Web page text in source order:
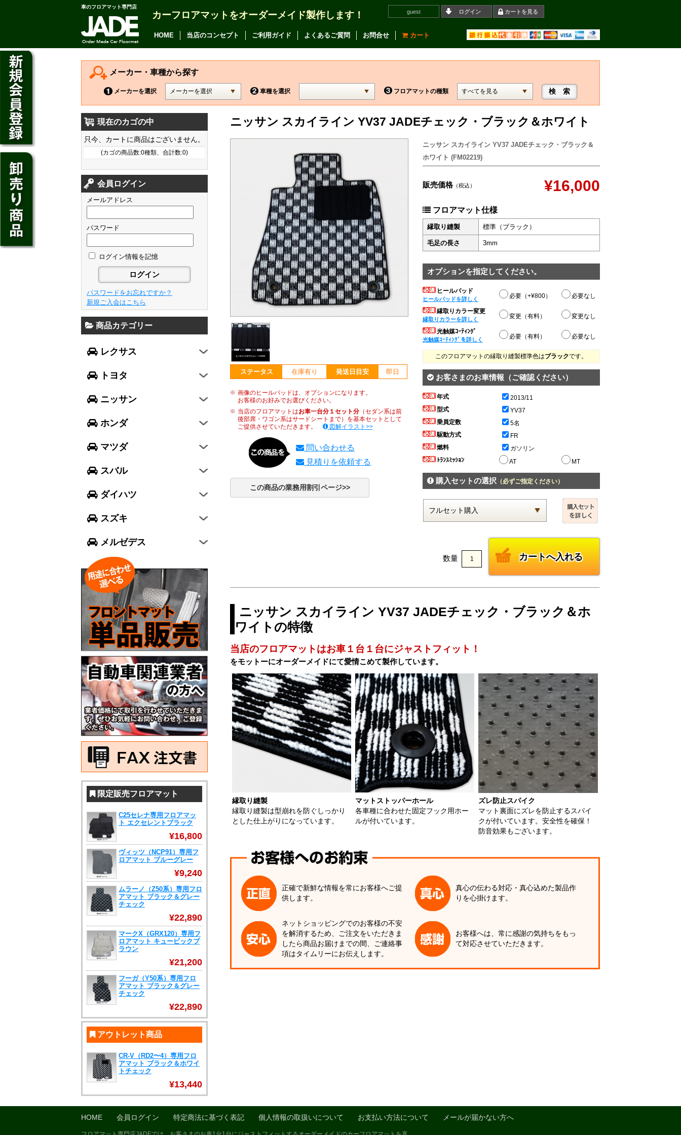
車のフロアマット専門店
カーフロアマットをオーダーメイド製作します！ guest ログイン カートを見る
HOME 当店のコンセプト ご利用ガイド よくあるご質問 お問合せ カート
メーカー・車種から探す
メーカーを選択 車種を選択 フロアマットの種類
ニッサン スカイライン YV37 JADEチェック・ブラック＆ホワイト
ステータス 在庫有り 発送日目安 即日
画像のヒールパッドは、オプションになります。
お客様のお好みでお選びください。
当店のフロアマットはお車一台分１セット分（セダン系は前
後部席・ワゴン系はサードシートまで）を基本セットとして
ご提供させていただきます。
図解イラスト>>
問い合わせる
見積りを依頼する
この商品の業務用割引ページ>>
ニッサン スカイライン YV37 JADEチェック・ブラック＆
ホワイト (FM02219)
販売価格（税込） ¥16,000
フロアマット仕様
縁取り縫製 標準（ブラック）
毛足の長さ 3mm
オプションを指定してください。
ヒールパッド
ヒールパッドを詳しく 必要（+¥800） 必要なし
縁取りカラー変更
縁取りカラーを詳しく 変更（有料） 変更なし
光触媒ｺｰﾃｨﾝｸﾞ
光触媒ｺｰﾃｨﾝｸﾞを詳しく 必要（有料） 必要なし
このフロアマットの縁取り縫製標準色はブラックです。
お客さまのお車情報（ご確認ください）
年式
2013/11
型式
YV37
乗員定数
5名
駆動方式
FR
燃料
ガソリン
ﾄﾗﾝｽﾐｯｼｮﾝ
AT MT
購入セットの選択（必ずご指定ください）
数量
ニッサン スカイライン YV37 JADEチェック・ブラック＆ホ
ワイトの特徴
当店のフロアマットはお車１台１台にジャストフィット！
をモットーにオーダーメイドにて愛情こめて製作しています。
縁取り縫製
縁取り縫製は型崩れを防ぐしっかり
とした仕上がりになっています。
マットストッパーホール
各車種に合わせた固定フック用ホー
ルが付いています。
ズレ防止スパイク
マット裏面にズレを防止するスパイ
クが付いています。安全性を確保！
防音効果もございます。
正確で新鮮な情報を常にお客様へご提
供します。
真心の伝わる対応・真心込めた製品作
りを心掛けます。
ネットショッピングでのお客様の不安
を解消するため、ご注文をいただきま
したら商品お届けまでの間、ご連絡事
項はタイムリーにお伝えします。
お客様へは、常に感謝の気持ちをもっ
て対応させていただきます。
現在のカゴの中
只今、カートに商品はございません。
(カゴの商品数:0種類、合計数:0)
会員ログイン
メールアドレス
パスワード
ログイン情報を記憶
パスワードをお忘れですか？
新規ご入会はこちら
商品カテゴリー
レクサス
CT200h
HS250h
GS
GS F
NX
RX
LX570
RC
LC
トヨタ
アルファード
ヴェルファイア
カムリ
カローラ アクシオ
プレミオ
プリウス
SAI
クラウン アスリート
クラウン マジェスタ
クラウン ロイヤル
アベンシス
カローラ フィールダー
プリウスα
FJクルーザー
CH-R
ハリアー
86
ニッサン
デイズ
デイズ ルークス
ジューク
ノート
キューブ
セレナ
エルグランド
エクストレイル
ティアナ
スカイライン
GT-R
ホンダ
フィット
シャトル
ジェイド
フリード
N-ONE
N-BOX
N-BOX SLASH
N-BOX+
N-WGN
グレイス
ヴェゼル
マツダ
フレア
フレアワゴン
フレアクロスオーバー
キャロル
デミオ
アクセラ スポーツ
アテンザ ワゴン
CX-3
ビアンテ
スバル
レガシィ B4
レガシィ アウトバック
WRX S4
インプレッサ スポーツ
インプレッサ G4
エクシーガ クロスオーバー7
ダイハツ
ミラ イース
ミラ
ミラ ココア
ムーヴ キャンバス
タント
トール
スズキ
スペーシア
ハスラー
エヴリィワゴン
スイフト
ジムニー シエラ
メルゼデス
Aクラス
GLCクラス
限定販売フロアマット
C25セレナ専用フロアマッ
ト エクセレントブラック
¥16,800
ヴィッツ（NCP91）専用フ
ロアマット ブルーグレー
¥9,240
ムラーノ（Z50系）専用フロ
アマット ブラック＆グレー
チェック
¥22,890
マークX（GRX120）専用フ
ロアマット キュービックブ
ラウン
¥21,200
フーガ（Y50系）専用フロ
アマット ブラック＆グレー
チェック
¥22,890
アウトレット商品
CR-V（RD2〜4）専用フロ
アマット ブラック＆ホワイ
トチェック
¥13,440
HOME 会員ログイン 特定商法に基づく表記 個人情報の取扱いについて お支払い方法について メールが届かない方へ